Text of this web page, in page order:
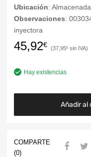
Ubicación: Almacenada
Observaciones:
inyectora
45,92€ 37,95€
Hay existencias
Añadir al
COMPARTE
(0)